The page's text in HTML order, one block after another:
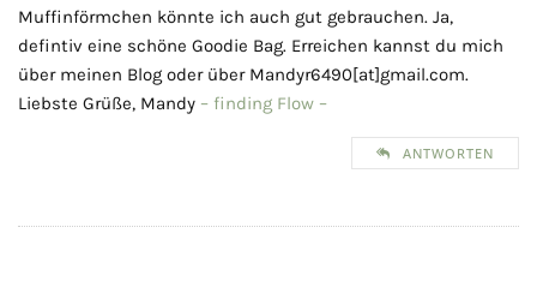
Muffinförmchen könnte ich auch gut gebrauchen. Ja,
defintiv eine schöne Goodie Bag. Erreichen kannst du mich
über meinen Blog oder über Mandyr6490[at]gmail.com.
Liebste Grüße, Mandy – finding Flow –
ANTWORTEN